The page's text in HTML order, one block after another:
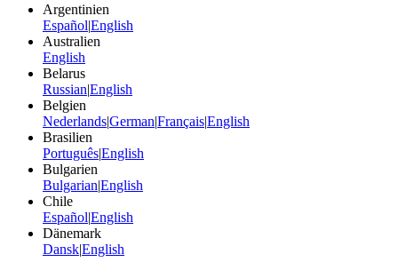
Argentinien
Español|English
Australien
English
Belarus
Russian|English
Belgien
Nederlands|German|Français|English
Brasilien
Português|English
Bulgarien
Bulgarian|English
Chile
Español|English
Dänemark
Dansk|English